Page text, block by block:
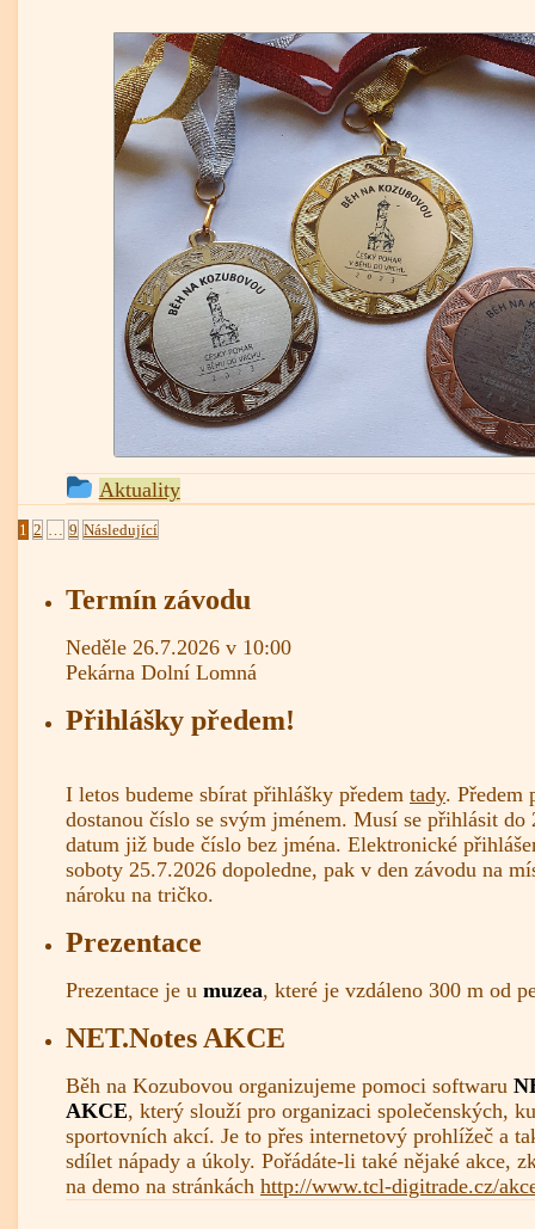
This
entry
was
in
Aktuality
Stránkování
1 2 9 Následující
Termín závodu
Neděle 26.7.2026 v 10:00
Pekárna Dolní Lomná
Přihlášky předem!
I letos budeme sbírat přihlášky předem tady. Předem
dostanou číslo se svým jménem. Musí se přihlásit do
datum již bude číslo bez jména. Elektronické
soboty 25.7.2026 dopoledne, pak v den závodu na
nároku na tričko.
Prezentace
Prezentace je u muzea, které je vzdáleno 300 m od
NET.Notes AKCE
Běh na Kozubovou organizujeme pomoci softwaru
AKCE, který slouží pro organizaci společenských,
sportovních akcí. Je to přes internetový prohlížeč a
sdílet nápady a úkoly. Pořádáte-li také nějaké akce,
na demo na stránkách http://www.tcl-digitrade.cz/